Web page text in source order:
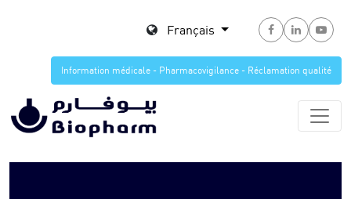
Français
Information médicale - Pharmacovigilance - Réclamation qualité